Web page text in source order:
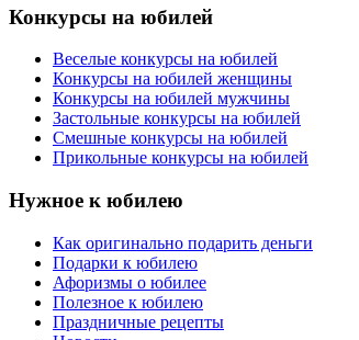
Конкурсы на юбилей
Веселые конкурсы на юбилей
Конкурсы на юбилей женщины
Конкурсы на юбилей мужчины
Застольные конкурсы на юбилей
Смешные конкурсы на юбилей
Прикольные конкурсы на юбилей
Нужное к юбилею
Как оригинально подарить деньги
Подарки к юбилею
Афоризмы о юбилее
Полезное к юбилею
Праздничные рецепты